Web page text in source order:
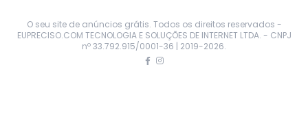
O seu site de anúncios grátis. Todos os direitos reservados -
EUPRECISO.COM TECNOLOGIA E SOLUÇÕES DE INTERNET LTDA. - CNPJ
nº 33.792.915/0001-36 | 2019-2026.